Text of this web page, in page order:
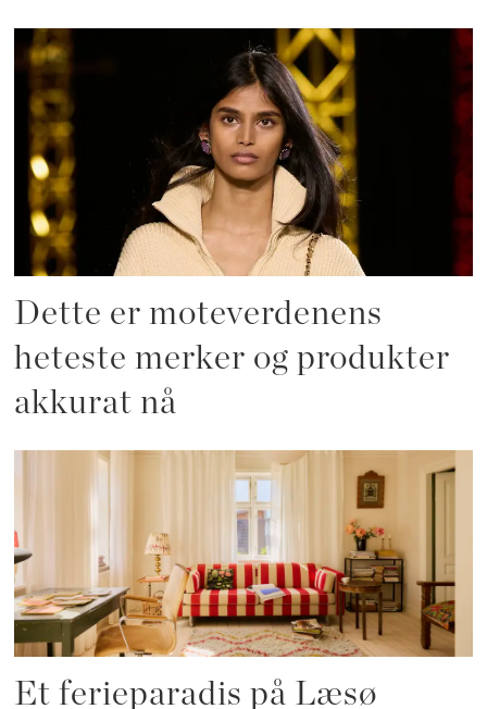
Dette er moteverdenens
heteste merker og produkter
akkurat nå
Et ferieparadis på Læsø